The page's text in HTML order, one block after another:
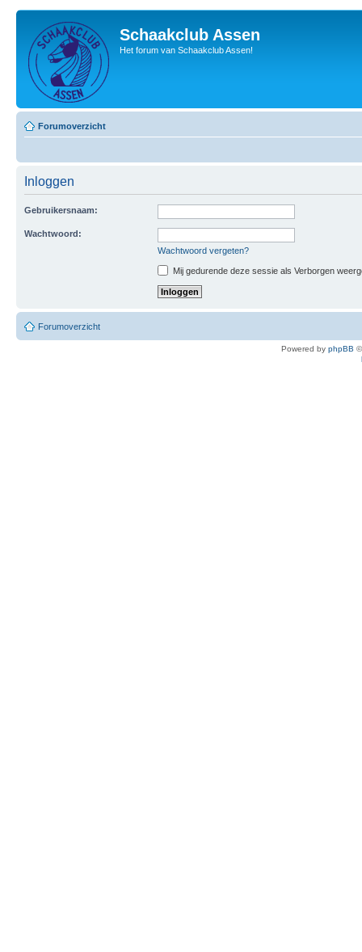
Schaakclub Assen
Het forum van Schaakclub Assen!
Forumoverzicht
Inloggen
Gebruikersnaam:
Wachtwoord:
Wachtwoord vergeten?
Mij gedurende deze sessie als Verborgen
Forumoverzicht
Powered by phpBB